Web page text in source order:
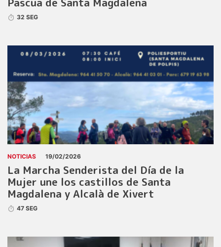
32 SEG
NOTICIAS 19/02/2026
La Marcha Senderista del Día de la
Mujer une los castillos de Santa
Magdalena y Alcalà de Xivert
47 SEG